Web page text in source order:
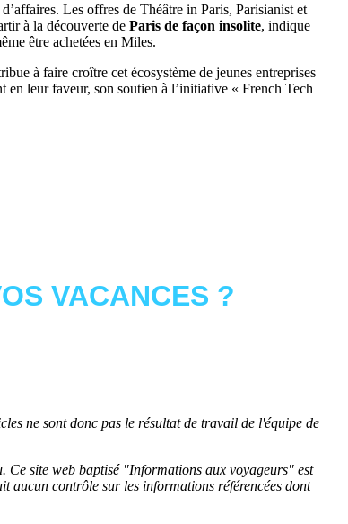
Les offres de Théâtre in Paris, Parisianist et
à la découverte de Paris de façon insolite, indique
être achetées en Miles.
à faire croître cet écosystème de jeunes entreprises
leur faveur, son soutien à l’initiative « French Tech
VACANCES ?
ne sont donc pas le résultat de travail de l'équipe de
Ce site web baptisé "Informations aux voyageurs" est
aucun contrôle sur les informations référencées dont